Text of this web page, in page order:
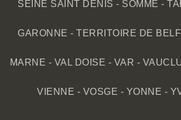
SEINE SAINT DENIS - SOMME -
GARONNE - TERRITOIRE DE
MARNE - VAL DOISE - VAR -
VIENNE - VOSGE - YONNE -